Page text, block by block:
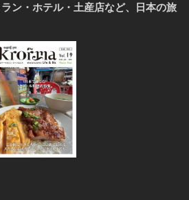
ン・ホテル・土産店など、日本の旅